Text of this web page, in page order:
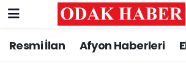
Resmi İlan Afyon Haberleri
AFYONKARAHİSAR
Nöbetçi Eczaneler